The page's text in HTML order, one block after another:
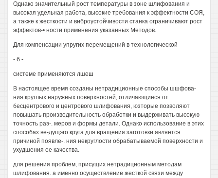
Однако значительный рост температуры в зоне шлифования и
высокая удельная работа, высокие требования к эффектности СОЯ,
а также к жесткости и виброустойчивости станка ограничивают рост
эффектов-• ности применения указанных Методов.
Для компенсации упругих перемещений в технологической
- б -
системе применяются лшеш
В настоящее время созданы нетрадиционные способы шшфова-
ния круглых наружных поверхностей, отличающиеся от
бесцентрового и центрового шлифования, юзторые позволяют
повышать производительность обработки и выдерживать высокую
точность раэ-. меров и формы детали. Однако использование в этих
способах ве-дущэго круга для вращения заготовки является
причиной появле-. ния некруглости обрабатываемой поверхности и
ухудшения ее качества.
для решения проблем, присущих нетрадиционным методам
шлифования. а именно осуществление жесткой связи между